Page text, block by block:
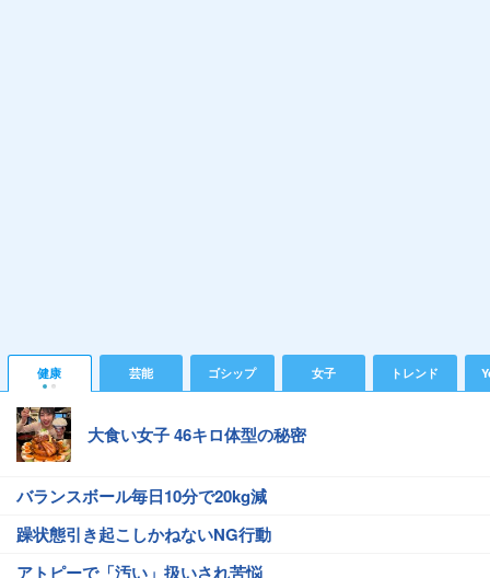
健康 芸能 ゴシップ 女子 トレンド
大食い女子 46キロ体型の秘密
バランスボール毎日10分で20kg減
躁状態引き起こしかねないNG行動
アトピーで「汚い」扱いされ苦悩